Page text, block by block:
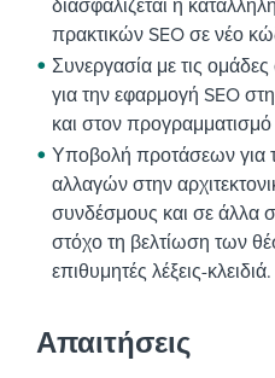
διασφαλίζεται η
πρακτικών SEO σε νέο
Συνεργασία με τις ομάδες
για την εφαρμογή SEO
και στον
Υποβολή προτάσεων για
αλλαγών στην
συνδέσμους και σε άλλα
στόχο τη βελτίωση των
επιθυμητές λέξεις-κλειδιά.
Απαιτήσεις